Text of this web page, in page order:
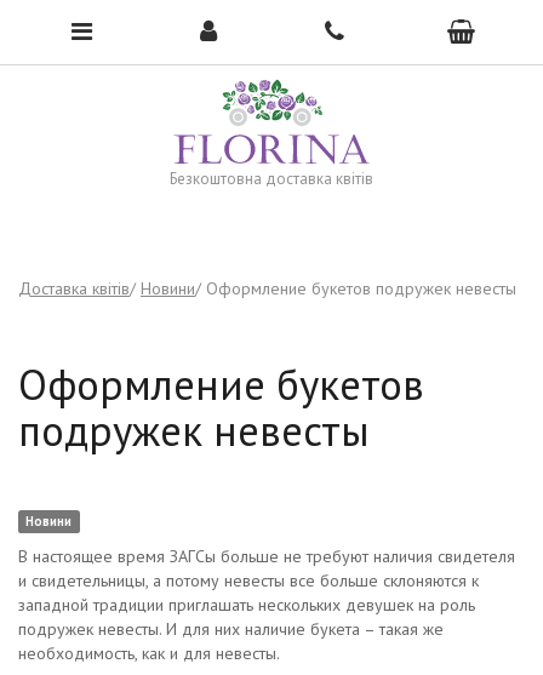
Безкоштовна доставка квітів
To open the menu, click here →
Доставка квітів Новини Оформление букетов подружек невесты
Оформление букетов
подружек невесты
Новини
В настоящее время ЗАГСы больше не требуют наличия свидетеля
и свидетельницы, а потому невесты все больше склоняются к
западной традиции приглашать нескольких девушек на роль
подружек невесты. И для них наличие букета – такая же
необходимость, как и для невесты.